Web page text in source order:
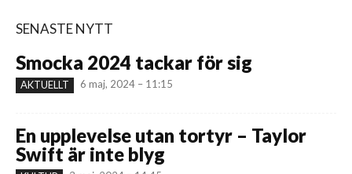
SENASTE NYTT
Smocka 2024 tackar för sig
AKTUELLT 6 maj, 2024 – 11:15
En upplevelse utan tortyr – Taylor
Swift är inte blyg